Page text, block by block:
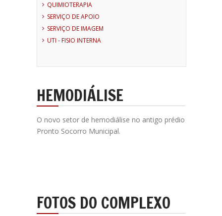
QUIMIOTERAPIA
SERVIÇO DE APOIO
SERVIÇO DE IMAGEM
UTI - FISIO INTERNA
HEMODIÁLISE
O novo setor de hemodiálise no antigo prédio
Pronto Socorro Municipal.
FOTOS DO COMPLEXO